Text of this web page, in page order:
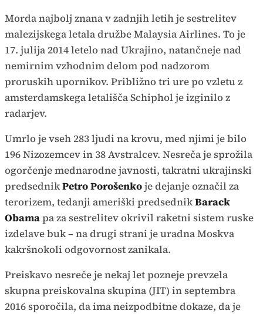
Morda najbolj znana v zadnjih letih je sestrelitev
malezijskega letala družbe Malaysia Airlines. To je
17. julija 2014 letelo nad Ukrajino, natančneje nad
nemirnim vzhodnim delom pod nadzorom
proruskih upornikov. Približno tri ure po vzletu z
amsterdamskega letališča Schiphol je izginilo z
radarjev.
Umrlo je vseh 283 ljudi na krovu, med njimi je bilo
196 Nizozemcev in 38 Avstralcev. Nesreča je sprožila
ogorčenje mednarodne javnosti, takratni ukrajinski
predsednikPetro Porošenkoje dejanje označil za
terorizem, tedanji ameriški predsednikBarack
Obamapa za sestrelitev okrivil raketni sistem ruske
izdelave buk– na drugi strani je uradna Moskva
kakršnokoli odgovornost zanikala.
Preiskavo nesreče je nekaj let pozneje prevzela
skupna preiskovalna skupina (JIT) in septembra
2016 sporočila, da ima neizpodbitne dokaze, da je